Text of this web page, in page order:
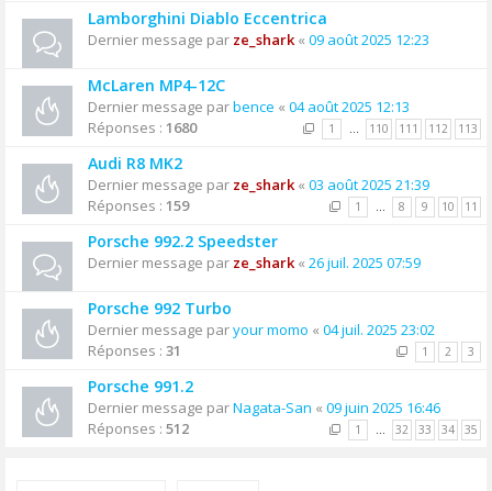
Lamborghini Diablo Eccentrica
Dernier message par ze_shark« 09 août 2025 12:23
McLaren MP4-12C
Dernier message parbence « 04 août 2025 12:13
Réponses : 1680 1 … 110 111 112 113
Audi R8 MK2
Dernier message par ze_shark« 03 août 2025 21:39
Réponses : 159 1 … 8 9 10 11
Porsche 992.2 Speedster
Dernier message par ze_shark« 26 juil. 2025 07:59
Porsche 992 Turbo
Dernier message paryour momo « 04 juil. 2025 23:02
Réponses : 31 1 2 3
Porsche 991.2
Dernier message parNagata-San « 09 juin 2025 16:46
Réponses : 512 1 … 32 33 34 35